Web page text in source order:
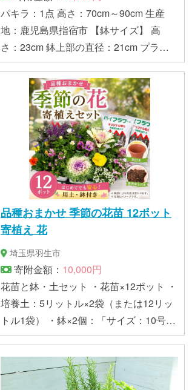
パキラ：1点 高さ：70cm～90cm 生産
地：鹿児島県指宿市 【鉢サイズ】 高
さ：23cm 鉢上部の直径：21cm プラス
チック丸鉢(受け皿付き)
品種おまかせ 季節の花苗 12ポット
寄植え 花
埼玉県羽生市
寄附金額： 10,000円
花苗と鉢・土セット ・花苗×12ポット ・
培養土：5リットル×2袋（または12リッ
トル1袋） ・鉢×2個：「サイズ：10号」
「色：白・茶」 ※届いたその日から育成
に必要なものが全部、同梱された便利な
セットです。 ※花苗の品種は選べませ